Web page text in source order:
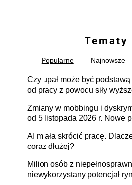
Tematy
Popularne Najnowsze
Czy upał może być
od pracy z powodu siły
Zmiany w mobbingu i
od 5 listopada 2026 r. Nowe
Ustaw
AI miała skrócić pracę.
coraz dłużej?
Milion osób z
niewykorzystany potencjał